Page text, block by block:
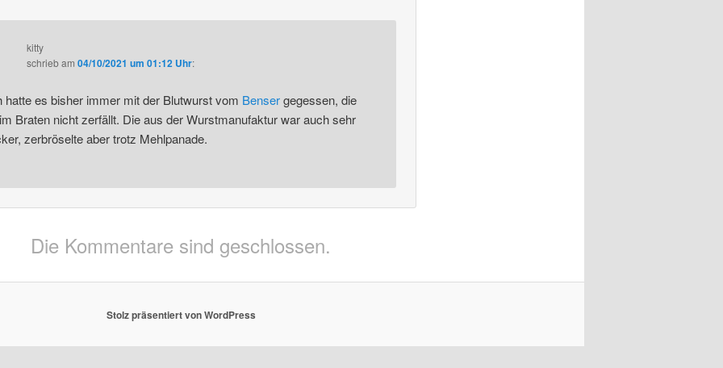
kitty
schriebam 04/10/2021 um 01:12 Uhr:
hatte es bisher immer mit der Blutwurst vom Bensergegessen, die
Braten nicht zerfällt. Die aus der Wurstmanufaktur war auch sehr
zerbröselte aber trotz Mehlpanade.
Die Kommentare sind geschlossen.
Stolz präsentiert von WordPress